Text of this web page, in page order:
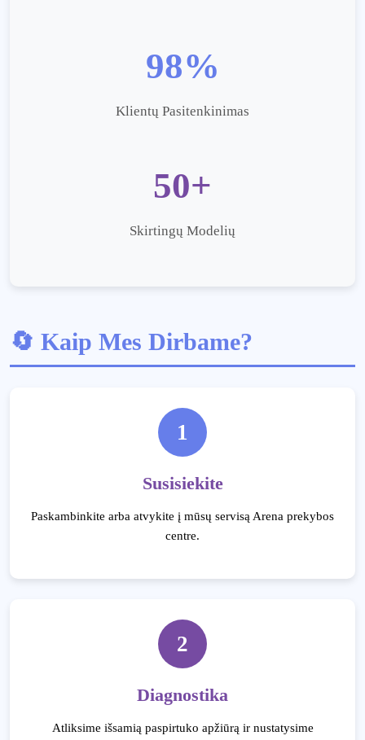
98%
Klientų Pasitenkinimas
50+
Skirtingų Modelių
🔄 Kaip Mes Dirbame?
1
Susisiekite
Paskambinkite arba atvykite į mūsų servisą Arena prekybos
centre.
2
Diagnostika
Atliksime išsamią paspirtuko apžiūrą ir nustatysime